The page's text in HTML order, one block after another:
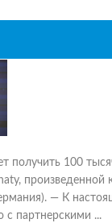
получить 100
произведенной
— К
с партнерскими ...